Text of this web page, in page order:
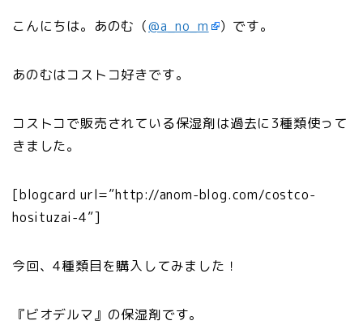
こんにちは。あのむ（@a_no_m ）です。
あのむはコストコ好きです。
コストコで販売されている保湿剤は過去に3種類使って
きました。
[blogcard url=”http://anom-blog.com/costco-
hosituzai-4”]
今回、4種類目を購入してみました！
『ビオデルマ』の保湿剤です。